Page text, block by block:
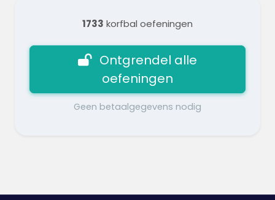
1733 korfbal oefeningen
Ontgrendel alle
oefeningen
Geen betaalgegevens nodig